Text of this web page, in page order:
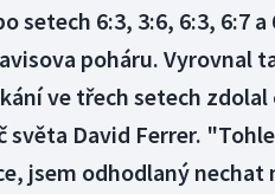
setech 6:3, 3:6, 6:3, 6:7
poháru. Vyrovnal
ve třech setech zdolal
světa David Ferrer.
jsem odhodlaný